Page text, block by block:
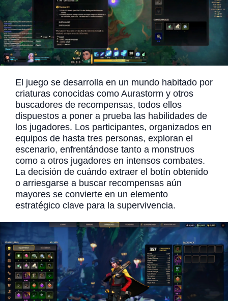
El juego se desarrolla en un mundo habitado por
criaturas conocidas como Aurastorm y otros
buscadores de recompensas, todos ellos
dispuestos a poner a prueba las habilidades de
los jugadores. Los participantes, organizados en
equipos de hasta tres personas, exploran el
escenario, enfrentándose tanto a monstruos
como a otros jugadores en intensos combates.
La decisión de cuándo extraer el botín obtenido
o arriesgarse a buscar recompensas aún
mayores se convierte en un elemento
estratégico clave para la supervivencia.